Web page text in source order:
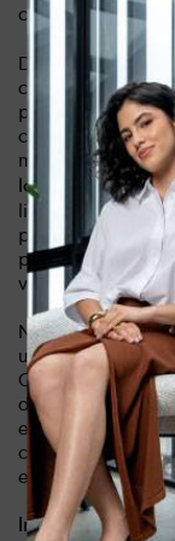
conta daprática
Desenvolvida
conforto e da
perfeitamente ao
correria do dia a
momento
longa ajustável de
liberdade de
peças
permitindo
vestidos fluidos.
Não perca a
um acessório que
Combinando o
desejo imediato
estruturada é o
closet. Garanta a
estar sempre
Indicado para: Dia